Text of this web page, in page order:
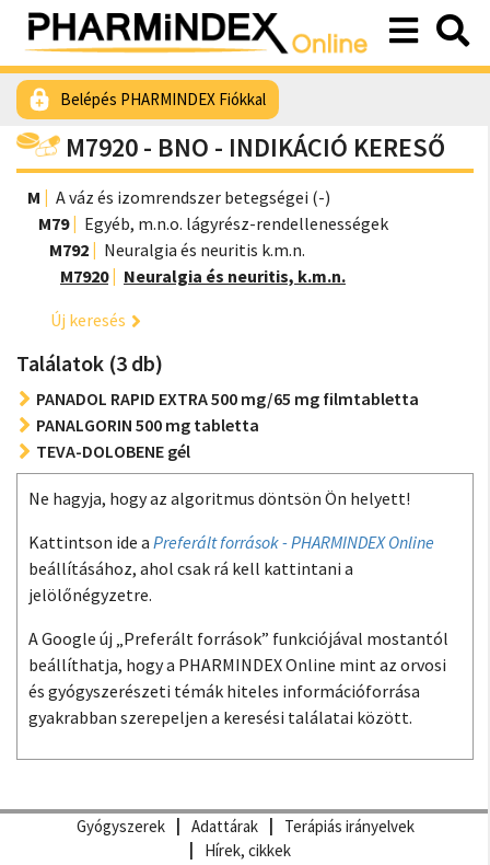
Belépés PHARMINDEX Fiókkal
M7920 - BNO - INDIKÁCIÓ KERESŐ
M
A váz és izomrendszer betegségei (-)
M79
Egyéb, m.n.o. lágyrész-rendellenességek
M792
Neuralgia és neuritis k.m.n.
M7920
Neuralgia és neuritis, k.m.n.
Új keresés
Találatok (3 db)
PANADOL RAPID EXTRA 500 mg/65 mg filmtabletta
PANALGORIN 500 mg tabletta
TEVA-DOLOBENE gél
Ne hagyja, hogy az algoritmus döntsön Ön helyett!
Kattintson ide a Preferált források - PHARMINDEX Online
beállításához, ahol csak rá kell kattintani a
jelölőnégyzetre.
A Google új „Preferált források” funkciójával mostantól
beállíthatja, hogy a PHARMINDEX Online mint az orvosi
és gyógyszerészeti témák hiteles információforrása
gyakrabban szerepeljen a keresési találatai között.
Gyógyszerek Adattárak
Terápiás irányelvek
Hírek, cikkek